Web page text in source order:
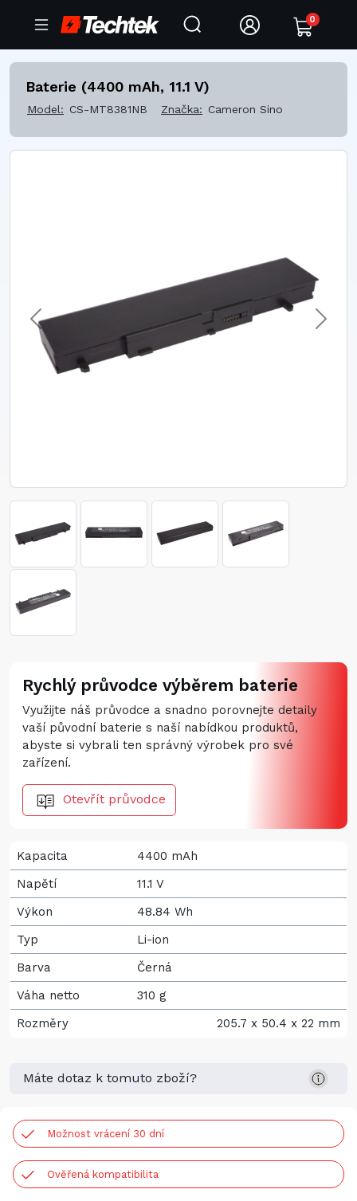
0
Baterie (4400 mAh, 11.1 V)
Model: CS-MT8381NB Značka: Cameron Sino
Rychlý průvodce výběrem baterie
Využijte náš průvodce a snadno porovnejte detaily
vaší původní baterie s naší nabídkou produktů,
abyste si vybrali ten správný výrobek pro své
zařízení.
Otevřít průvodce
Kapacita
4400 mAh
Napětí
11.1 V
Výkon
48.84 Wh
Typ
Li-ion
Barva
Černá
Váha netto
310 g
Rozměry
205.7 x 50.4 x 22 mm
Máte dotaz k tomuto zboží?
Možnost vrácení 30 dní
Ověřená kompatibilita